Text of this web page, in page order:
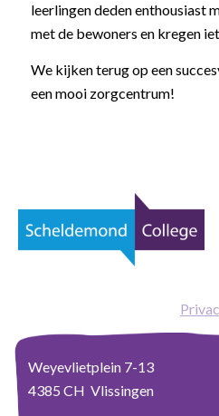
leerlingen deden enthousiast
met de bewoners en kregen
We kijken terug op een
een mooi zorgcentrum!
Weyevlietplein 7-13
4385 CH Vlissingen